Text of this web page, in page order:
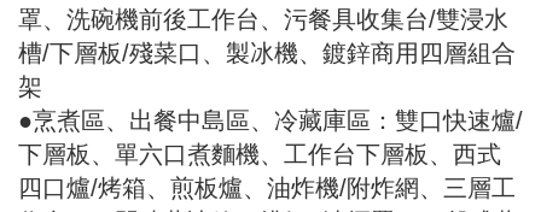
罩、洗碗機前後工作台、污餐具收集台/雙浸水
槽/下層板/殘菜口、製冰機、鍍鋅商用四層組合
架
●烹煮區、出餐中島區、冷藏庫區：雙口快速爐/
下層板、單六口煮麵機、工作台下層板、西式
四口爐/烤箱、煎板爐、油炸機/附炸網、三層工